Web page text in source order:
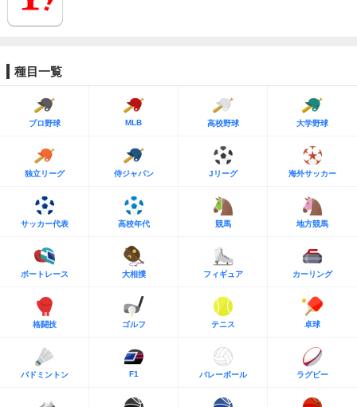
種目一覧
プロ野球 MLB 高校野球 大学野球
独立リーグ 侍ジャパン Jリーグ 海外サッカー
サッカー代表 高校年代 競馬 地方競馬
ボートレース 大相撲 フィギュア カーリング
格闘技 ゴルフ テニス 卓球
バドミントン F1 バレーボール ラグビー